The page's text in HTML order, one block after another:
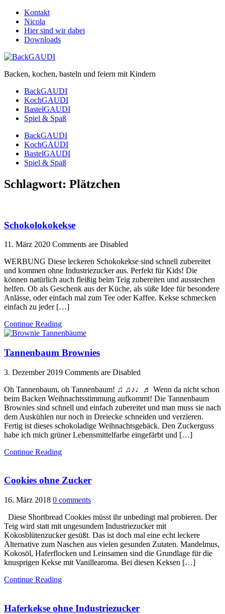
Kontakt
Nicola
Hier sind wir dabei
Downloads
Backen, kochen, basteln und feiern mit Kindern
BackGAUDI
KochGAUDI
BastelGAUDI
Spiel & Spaß
BackGAUDI
KochGAUDI
BastelGAUDI
Spiel & Spaß
Schlagwort: Plätzchen
Schokolokokekse
11. März 2020 Comments are Disabled
WERBUNG Diese leckeren Schokokekse sind schnell zubereitet
und kommen ohne Industriezucker aus. Perfekt für Kids! Die
können natürlich auch fleißig beim Teig zubereiten und ausstechen
helfen. Ob als Geschenk aus der Küche, als süße Idee für besondere
Anlässe, oder einfach mal zum Tee oder Kaffee. Kekse schmecken
einfach zu jeder […]
Continue Reading
Tannenbaum Brownies
3. Dezember 2019 Comments are Disabled
Oh Tannenbaum, oh Tannenbaum! ♫ ♫♪♩♬ Wenn da nicht schon
beim Backen Weihnachtsstimmung aufkommt! Die Tannenbaum
Brownies sind schnell und einfach zubereitet und man muss sie nach
dem Auskühlen nur noch in Dreiecke schneiden und verzieren.
Fertig ist dieses schokoladige Weihnachtsgebäck. Den Zuckerguss
habe ich mich grüner Lebensmittelfarbe eingefärbt und […]
Continue Reading
Cookies ohne Zucker
16. März 2018 0 comments
Diese Shortbread Cookies müsst ihr unbedingt mal probieren. Der
Teig wird statt mit ungesundem Industriezucker mit
Kokosblütenzucker gesüßt. Das ist doch mal eine echt leckere
Alternative zum Naschen aus vielen gesunden Zutaten. Mandelmus,
Kokosöl, Haferflocken und Leinsamen sind die Grundlage für die
knusprigen Kekse mit Vanillearoma. Bei diesen Keksen […]
Continue Reading
Haferkekse ohne Industriezucker